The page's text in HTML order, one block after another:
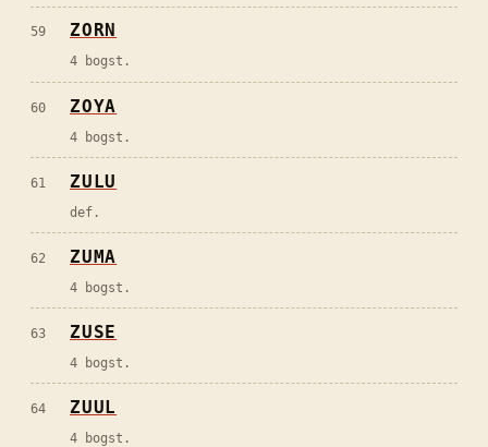
59 ZORN
4 bogst.
60 ZOYA
4 bogst.
61 ZULU
def.
62 ZUMA
4 bogst.
63 ZUSE
4 bogst.
64 ZUUL
4 bogst.